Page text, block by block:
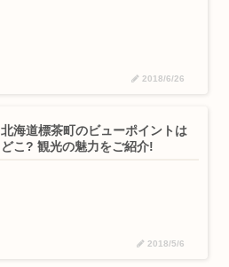
2018/6/26
北海道標茶町のビューポイントは
どこ? 観光の魅力をご紹介!
2018/5/6